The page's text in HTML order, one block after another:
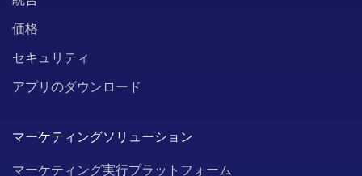
価格
セキュリティ
アプリのダウンロード
マーケティングソリューション
マーケティング実行プラットフォーム